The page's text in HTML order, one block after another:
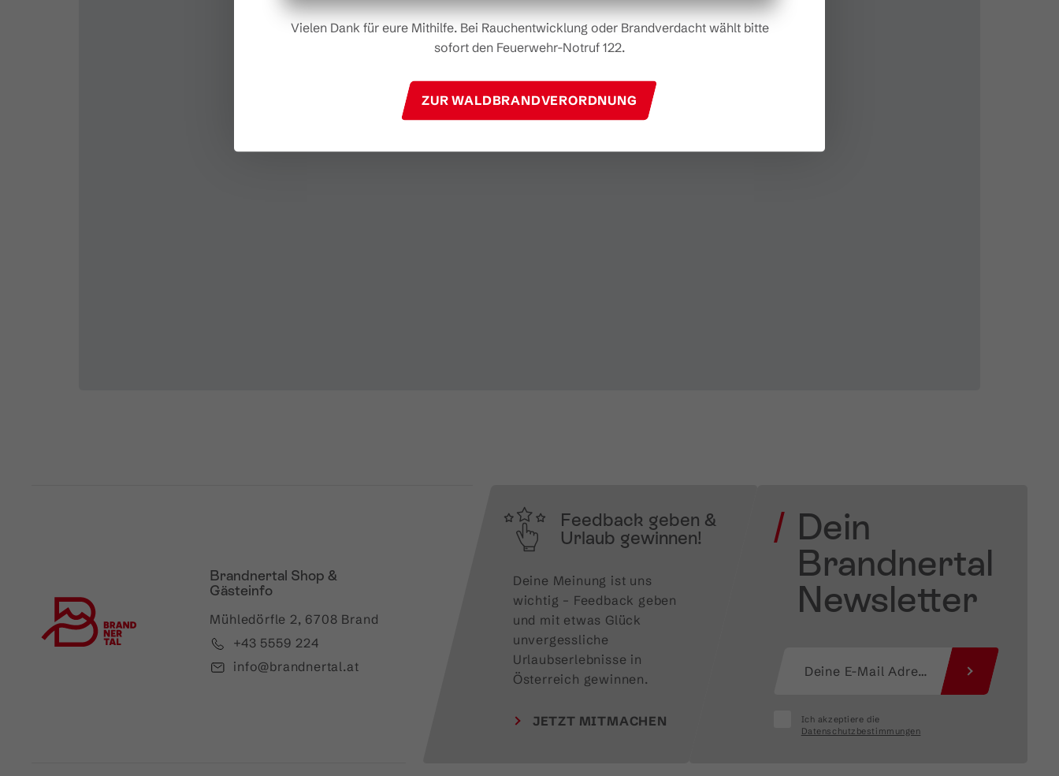
Feedback geben &
Urlaub gewinnen!
Deine Meinung ist uns
wichtig – Feedback geben
und mit etwas Glück
unvergessliche
Urlaubserlebnisse in
Österreich gewinnen.
JETZT MITMACHEN
Dein
Brandnertal
Newsletter
Ich akzeptiere die
Datenschutzbestimmungen
Brandnertal Shop &
Gästeinfo
Mühledörfle 2, 6708 Brand
+43 5559 224
info@brandnertal.at
Vielen Dank für eure Mithilfe. Bei Rauchentwicklung oder Brandverdacht wählt bitte
sofort den Feuerwehr-Notruf 122.
ZUR WALDBRANDVERORDNUNG